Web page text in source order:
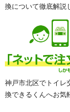
換について徹底解説
神戸市北区でトイレ
換できるくんへお気